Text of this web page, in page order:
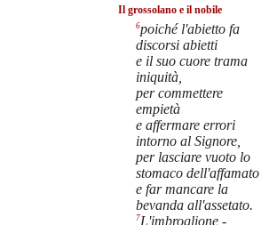
Il grossolano e il nobile
6poiché l'abietto fa
discorsi abietti
e il suo cuore trama
iniquità,
per commettere
empietà
e affermare errori
intorno al Signore,
per lasciare vuoto lo
stomaco dell'affamato
e far mancare la
bevanda all'assetato.
7L'imbroglione -